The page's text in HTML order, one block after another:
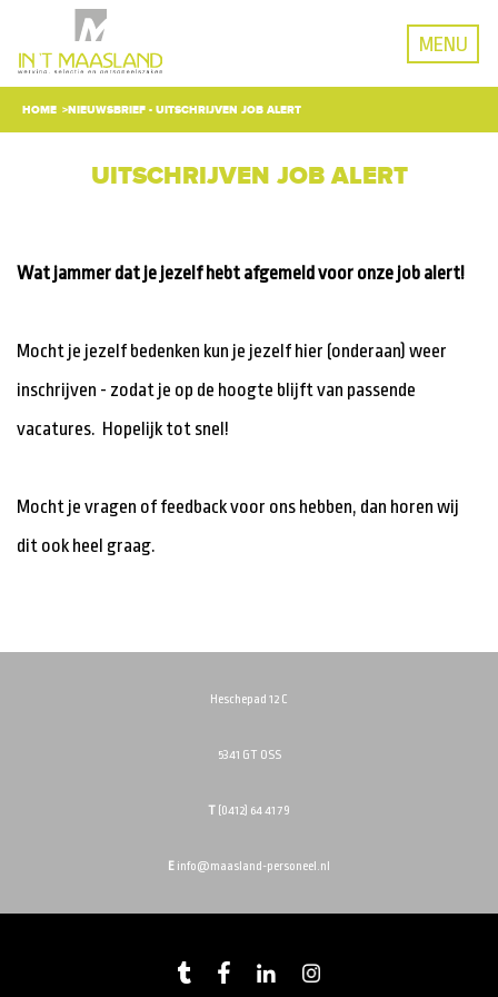
MENU
HOME NIEUWSBRIEF - UITSCHRIJVEN JOB ALERT
UITSCHRIJVEN JOB ALERT
Wat jammer dat je jezelf hebt afgemeld voor onze job alert!
Mocht je jezelf bedenken kun je jezelf hier (onderaan) weer
inschrijven - zodat je op de hoogte blijft van passende
vacatures. Hopelijk tot snel!
Mocht je vragen of feedback voor ons hebben, dan horen wij
dit ook heel graag.
Heschepad 12 C
5341 GT OSS
T (0412) 64 41 79
E info@maasland-personeel.nl